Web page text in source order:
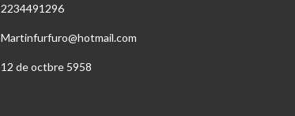
2234491296
Martinfurfuro@hotmail.com
12 de octbre 5958